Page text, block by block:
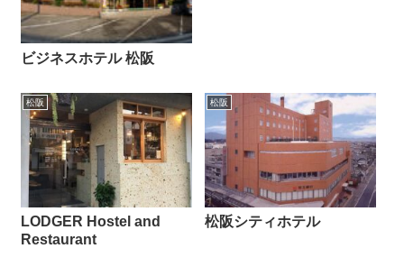
ビジネスホテル 松阪
松阪
LODGER Hostel and
Restaurant
松阪
松阪シティホテル